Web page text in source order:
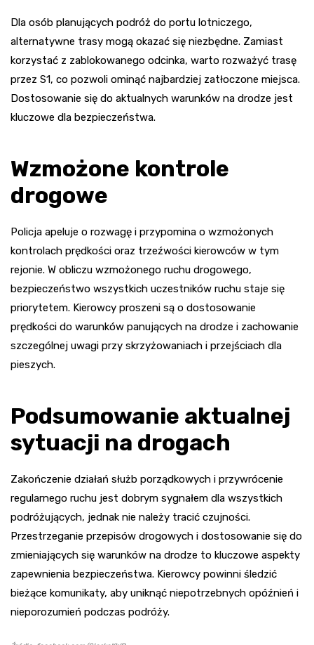
Dla osób planujących podróż do portu lotniczego,
alternatywne trasy mogą okazać się niezbędne. Zamiast
korzystać z zablokowanego odcinka, warto rozważyć trasę
przez S1, co pozwoli ominąć najbardziej zatłoczone miejsca.
Dostosowanie się do aktualnych warunków na drodze jest
kluczowe dla bezpieczeństwa.
Wzmożone kontrole
drogowe
Policja apeluje o rozwagę i przypomina o wzmożonych
kontrolach prędkości oraz trzeźwości kierowców w tym
rejonie. W obliczu wzmożonego ruchu drogowego,
bezpieczeństwo wszystkich uczestników ruchu staje się
priorytetem. Kierowcy proszeni są o dostosowanie
prędkości do warunków panujących na drodze i zachowanie
szczególnej uwagi przy skrzyżowaniach i przejściach dla
pieszych.
Podsumowanie aktualnej
sytuacji na drogach
Zakończenie działań służb porządkowych i przywrócenie
regularnego ruchu jest dobrym sygnałem dla wszystkich
podróżujących, jednak nie należy tracić czujności.
Przestrzeganie przepisów drogowych i dostosowanie się do
zmieniających się warunków na drodze to kluczowe aspekty
zapewnienia bezpieczeństwa. Kierowcy powinni śledzić
bieżące komunikaty, aby uniknąć niepotrzebnych opóźnień i
nieporozumień podczas podróży.